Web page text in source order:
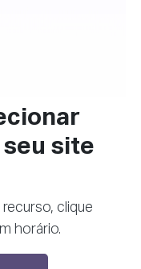
site
clique
horário.